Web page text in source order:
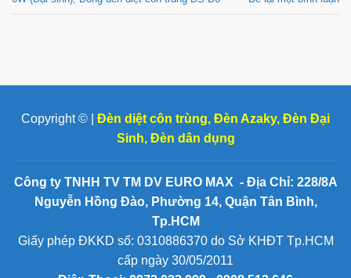
Copyright © | Đèn diệt côn trùng, Đèn Azaky, Đèn Đại
Sinh, Đèn dân dụng
Công ty TNHH TV TM DV EURO MAX - Địa Chỉ: 228/8A
Nguyễn Hồng Đào, Phường 14, Quận Tân Bình,
Tp.HCM
Giấy phép ĐKKD số: 0310886370 do Sở KHĐT Tp.HCM
cấp ngày 30/05/2011